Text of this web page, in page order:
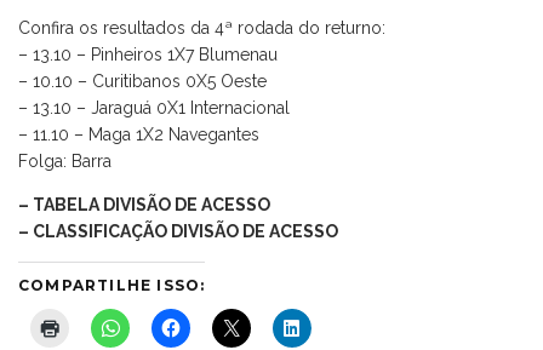
Confira os resultados da 4ª rodada do returno:
– 13.10 – Pinheiros 1X7 Blumenau
– 10.10 – Curitibanos 0X5 Oeste
– 13.10 – Jaraguá 0X1 Internacional
– 11.10 – Maga 1X2 Navegantes
Folga: Barra
– TABELA DIVISÃO DE ACESSO
– CLASSIFICAÇÃO DIVISÃO DE ACESSO
COMPARTILHE ISSO: